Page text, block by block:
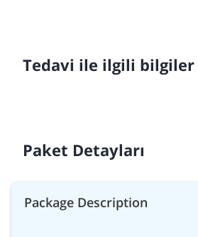
Tedavi ile ilgili bilgiler
Paket Detayları
Package Description